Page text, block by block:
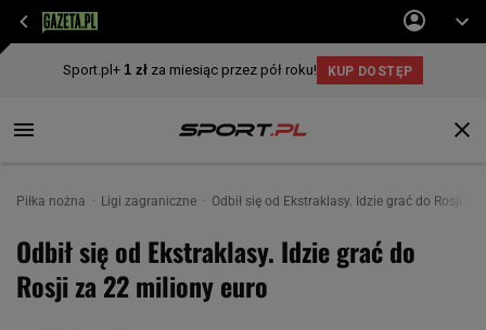
Piłka nożna Ligi zagraniczne Odbił się od Ekstraklasy. Idzie grać do Rosji
Odbił się od Ekstraklasy. Idzie grać do
Rosji za 22 miliony euro